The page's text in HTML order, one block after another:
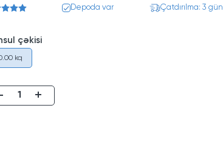
Depoda var Çatdırılma: 3 gün
çəkisi
kq
+